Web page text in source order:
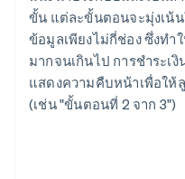
ขั้น แต่ละขั้นตอนจะมุ่งเน้
ข้อมูลเพียงไม่กี่ช่อง ซึ่งทำ
มากจนเกินไป การชำระ
แสดงความคืบหน้าเพื่อให้
(เช่น "ขั้นตอนที่ 2 จาก 3")